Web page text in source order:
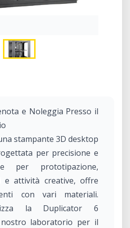
e Noleggia Presso il
stampante 3D desktop
per precisione e
per prototipazione,
e attività creative, offre
con vari materiali.
la Duplicator 6
laboratorio per il